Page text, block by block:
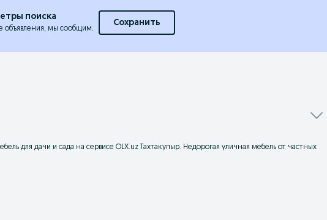
поиска
объявления, мы сообщим.
Сохранить
для дачи и сада на сервисе OLX.uz Тахтакупыр. Недорогая уличная мебель от частных